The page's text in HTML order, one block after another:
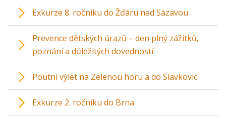
Exkurze 8. ročníku do Žďáru nad Sázavou
Prevence dětských úrazů – den plný zážitků,
poznání a důležitých dovedností
Poutní výlet na Zelenou horu a do Slavkovic
Exkurze 2. ročníku do Brna